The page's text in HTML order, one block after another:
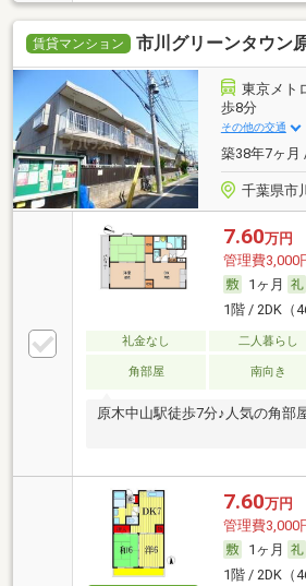
賃貸マンション 市川グリーンタウン
東京メト
歩8分
その他の交通
築38年7ヶ月
千葉県市
7.60万円
管理費3,000
1ヶ月
1階 / 2DK（
礼金なし 二人暮らし
角部屋 南向き
原木中山駅徒歩7分♪人気の角部
7.60万円
管理費3,000
1ヶ月
1階 / 2DK（